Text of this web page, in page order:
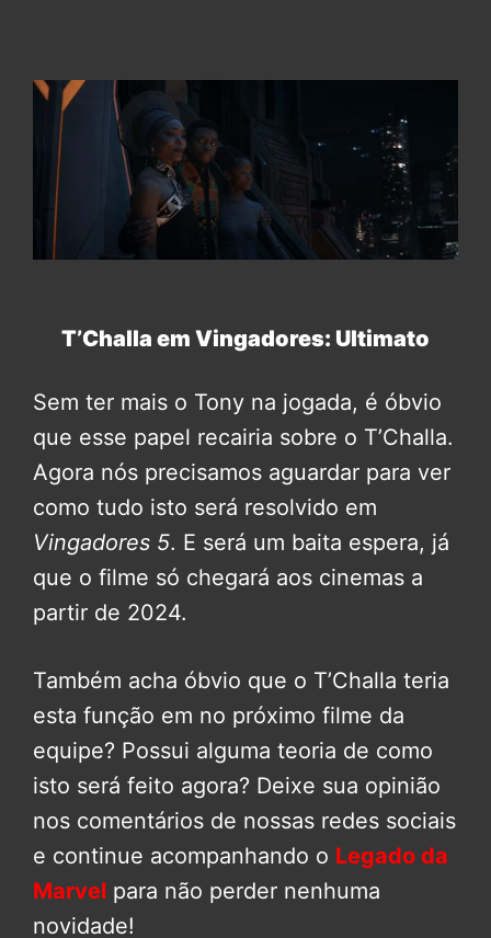
T’Challa em Vingadores: Ultimato
Sem ter mais o Tony na jogada, é óbvio
que esse papel recairia sobre o T’Challa.
Agora nós precisamos aguardar para ver
como tudo isto será resolvido em
Vingadores 5. E será um baita espera, já
que o filme só chegará aos cinemas a
partir de 2024.
Também acha óbvio que o T’Challa teria
esta função em no próximo filme da
equipe? Possui alguma teoria de como
isto será feito agora? Deixe sua opinião
nos comentários de nossas redes sociais
e continue acompanhando o Legado da
Marvel para não perder nenhuma
novidade!